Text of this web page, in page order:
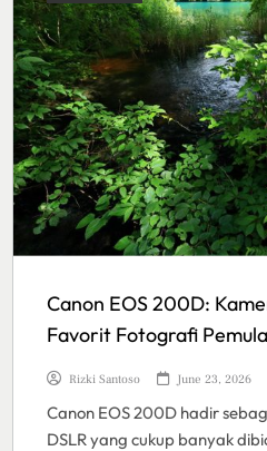
Canon EOS 200D:
Favorit Fotografi Pemula
Rizki Santoso June 23, 2026
Canon EOS 200D hadir
DSLR yang cukup banyak